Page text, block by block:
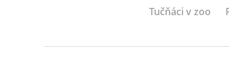
Tučňáci v zoo